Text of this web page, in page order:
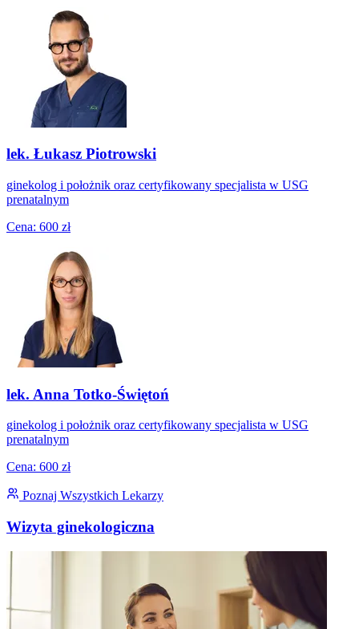
lek. Łukasz Piotrowski
ginekolog i położnik oraz certyfikowany specjalista w USG
prenatalnym
Cena: 600 zł
lek. Anna Totko-Świętoń
ginekolog i położnik oraz certyfikowany specjalista w USG
prenatalnym
Cena: 600 zł
Poznaj Wszystkich Lekarzy
Wizyta ginekologiczna